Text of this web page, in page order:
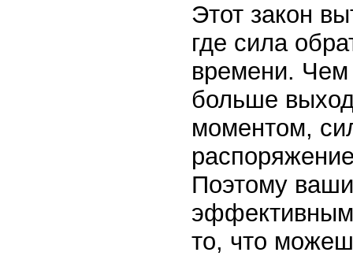
Этот закон
где сила
времени.
больше
моментом,
Поэтому
то, что